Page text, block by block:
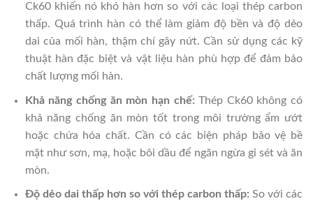
Ck60 khiến nó khó hàn hơn so với các loại thép carbon
thấp. Quá trình hàn có thể làm giảm độ bền và độ dẻo
dai của mối hàn, thậm chí gây nứt. Cần sử dụng các kỹ
thuật hàn đặc biệt và vật liệu hàn phù hợp để đảm bảo
chất lượng mối hàn.
Khả năng chống ăn mòn hạn chế: Thép Ck60 không có
khả năng chống ăn mòn tốt trong môi trường ẩm ướt
hoặc chứa hóa chất. Cần có các biện pháp bảo vệ bề
mặt như sơn, mạ, hoặc bôi dầu để ngăn ngừa gỉ sét và ăn
mòn.
Độ dẻo dai thấp hơn so với thép carbon thấp: So với các